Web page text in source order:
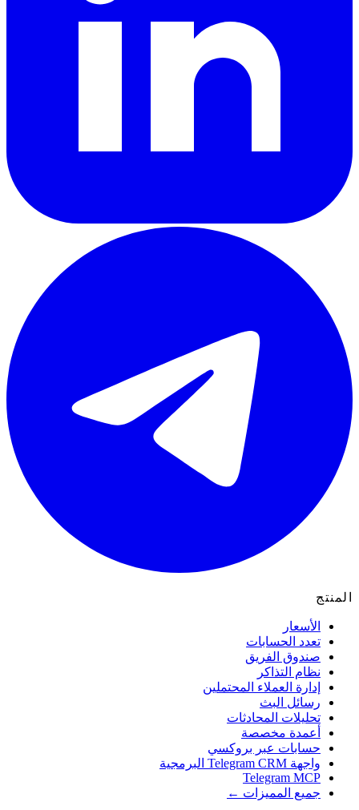
الأسعار
تعدد الحسابات
صندوق الفريق
نظام التذاكر
إدارة العملاء المحتملين
رسائل البث
تحليلات المحادثات
أعمدة مخصصة
حسابات عبر بروكسي
واجهة Telegram CRM البرمجية
Telegram MCP
جميع المميزات ←